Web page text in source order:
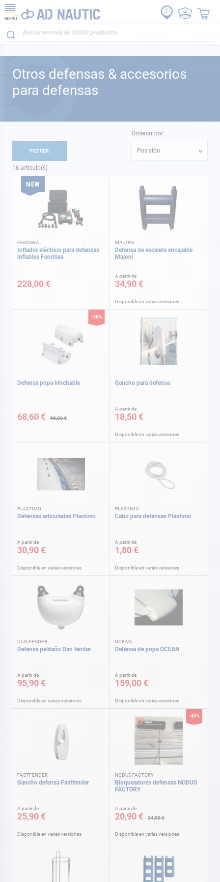
MENÚ
Otros defensas & accesorios
para defensas
16 artículo(s)
Ordenar por:
Posición
NEW
FENDSEA
Inflador eléctrico para defensas
inflables FendSea
228,00 €
MAJONI
Defensa de escalera encajable
Majoni
A partir de
34,90 €
Disponible en varias versiones
-30%
Defensa popa hinchable
especial
68,60 € 98,00 €
Gancho para defensa
A partir de
18,50 €
Disponible en varias versiones
PLASTIMO
Defensas articuladas Plastimo
A partir de
30,90 €
Disponible en varias versiones
PLASTIMO
Cabo para defensas Plastimo
A partir de
1,80 €
Disponible en varias versiones
DAN FENDER
Defensa peldaño Dan fender
A partir de
95,90 €
Disponible en varias versiones
OCEAN
Defensa de popa OCEAN
A partir de
159,00 €
Disponible en varias versiones
FASTFENDER
Gancho defensa Fastfender
A partir de
25,90 €
Disponible en varias versiones
-40%
NODUS FACTORY
Bloqueadores defensas NODUS
FACTORY
A partir de
20,90 € 34,90 €
Disponible en varias versiones
FILTRER